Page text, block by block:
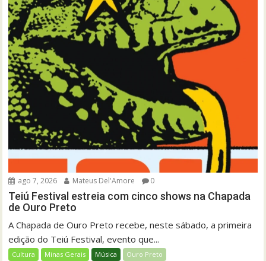
ago 7, 2026 Mateus Del'Amore 0
Teiú Festival estreia com cinco shows na Chapada
de Ouro Preto
A Chapada de Ouro Preto recebe, neste sábado, a primeira
edição do Teiú Festival, evento que...
Cultura Minas Gerais Música Ouro Preto